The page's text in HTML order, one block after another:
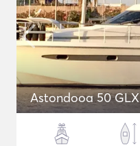
Astondooa 50 GLX